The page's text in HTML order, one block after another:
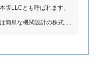
版LLCとも呼ばれます。
簡単な機関設計の株式......